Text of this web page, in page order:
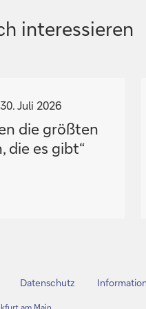
interessieren
30. Juli 2026
die größten
die es gibt“
Datenschutz